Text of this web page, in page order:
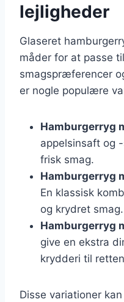
lejligheder
Glaseret
måder for at passe
smagspræferencer
er nogle populære
Hamburgerryg
appelsinsaft og
frisk smag.
Hamburgerryg
En klassisk
og krydret smag.
Hamburgerryg
give en ekstra
krydderi til
Disse variationer